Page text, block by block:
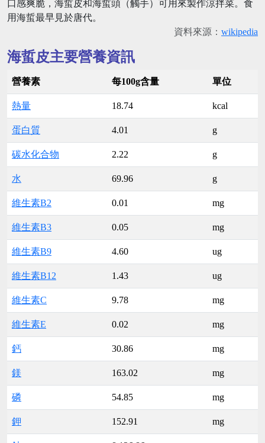
口感爽脆，海蜇皮和海蜇頭（觸手）可用來製作涼拌菜。食
用海蜇最早見於唐代。
資料來源： wikipedia
海蜇皮主要營養資訊
營養素 每100g含量 單位
熱量 18.74 kcal
蛋白質 4.01 g
碳水化合物 2.22 g
水 69.96 g
維生素B2 0.01 mg
維生素B3 0.05 mg
維生素B9 4.60 ug
維生素B12 1.43 ug
維生素C 9.78 mg
維生素E 0.02 mg
鈣 30.86 mg
鎂 163.02 mg
磷 54.85 mg
鉀 152.91 mg